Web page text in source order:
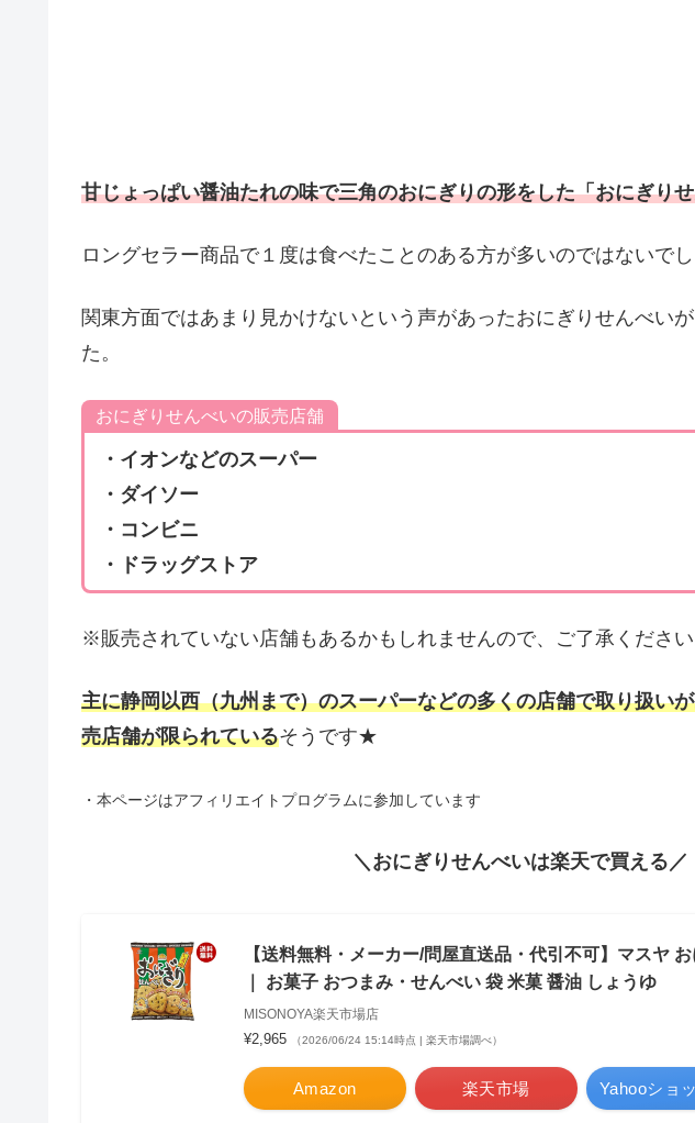
甘じょっぱい醤油たれの味で三角のおにぎりの形をした「おにぎり
ロングセラー商品で１度は食べたことのある方が多いのではないでし
関東方面ではあまり見かけないという声があったおにぎりせんべい
た。
おにぎりせんべいの販売店舗
・イオンなどのスーパー
・ダイソー
・コンビニ
・ドラッグストア
※販売されていない店舗もあるかもしれませんので、ご了承ください
主に静岡以西（九州まで）のスーパーなどの多くの店舗で取り扱い
売店舗が限られているそうです★
・本ページはアフィリエイトプログラムに参加しています
＼おにぎりせんべいは楽天で買える／
【送料無料・メーカー/問屋直送品・代引不可】マスヤ
｜ お菓子 おつまみ・せんべい 袋 米菓 醤油 しょうゆ
MISONOYA楽天市場店
¥2,965 （2026/06/24 15:14時点 | 楽天市場調べ）
Amazon 楽天市場 Yahooショ